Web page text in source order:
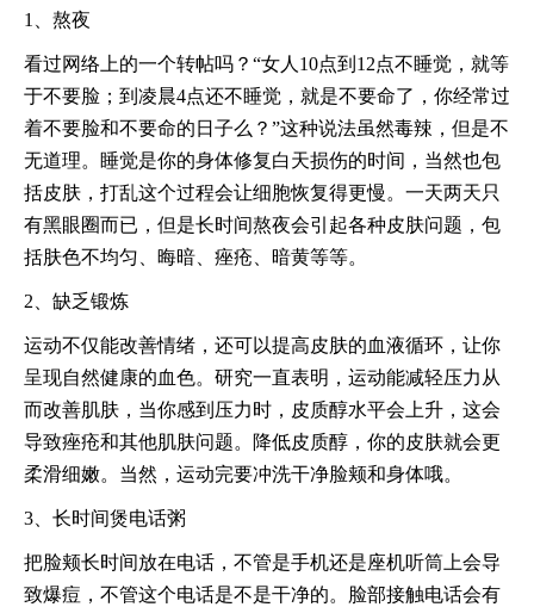
1、熬夜
看过网络上的一个转帖吗？“女人10点到12点不睡觉，就等
于不要脸；到凌晨4点还不睡觉，就是不要命了，你经常过
着不要脸和不要命的日子么？”这种说法虽然毒辣，但是不
无道理。睡觉是你的身体修复白天损伤的时间，当然也包
括皮肤，打乱这个过程会让细胞恢复得更慢。一天两天只
有黑眼圈而已，但是长时间熬夜会引起各种皮肤问题，包
括肤色不均匀、晦暗、痤疮、暗黄等等。
2、缺乏锻炼
运动不仅能改善情绪，还可以提高皮肤的血液循环，让你
呈现自然健康的血色。研究一直表明，运动能减轻压力从
而改善肌肤，当你感到压力时，皮质醇水平会上升，这会
导致痤疮和其他肌肤问题。降低皮质醇，你的皮肤就会更
柔滑细嫩。当然，运动完要冲洗干净脸颊和身体哦。
3、长时间煲电话粥
把脸颊长时间放在电话，不管是手机还是座机听筒上会导
致爆痘，不管这个电话是不是干净的。脸部接触电话会有